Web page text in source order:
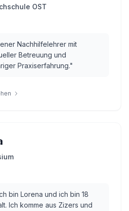
OST
Nachhilfelehrer mit
Betreuung und
Praxiserfahrung."
bin Lorena und ich bin 18
Ich komme aus Zizers und